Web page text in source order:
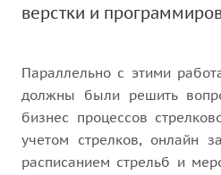
верстки и
Параллельно с этими
должны были решить
бизнес процессов
учетом стрелков, онлайн
расписанием стрельб и